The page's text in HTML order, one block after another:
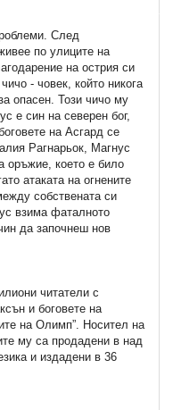
След
по улиците на
на острия си
- човек, който никога
опасен. Този чичо му
е син на северен бог,
на Асгард се
Рагнарьок, Магнус
оръжие, което е било
атаката на огнените
собствената си
взима фаталното
да започнеш нов
читатели с
и боговете на
на Олимп”. Носител на
му са продадени в над
и издадени в 36